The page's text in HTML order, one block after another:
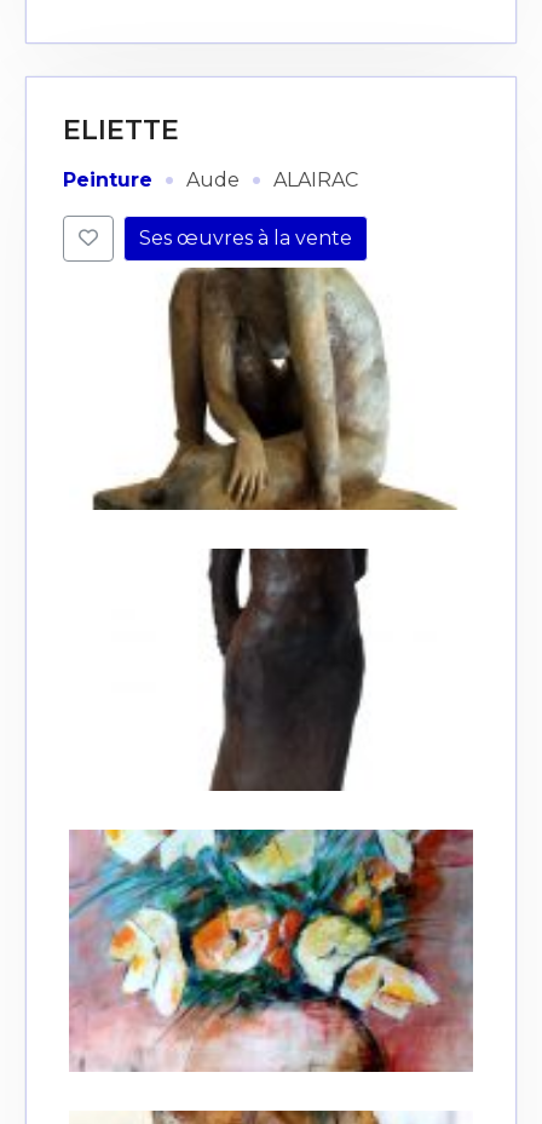
ELIETTE
Peinture · Aude · ALAIRAC
Ses œuvres à la vente